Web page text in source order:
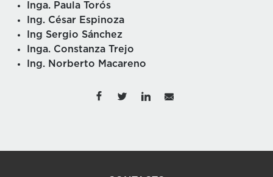
Inga. Paula Torós
Ing. César Espinoza
Ing Sergio Sánchez
Inga. Constanza Trejo
Ing. Norberto Macareno